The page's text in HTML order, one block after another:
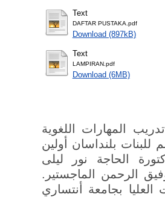
Text
DAFTAR PUSTAKA.pdf
Download (897kB)
Text
LAMPIRAN.pdf
Download (6MB)
ديه فجرينا.2021. " تدريب المهارات اللغوية
للبنات بلنداسان أولين
الحاجة نور ليلى
الرحمن الماجستير.
بجامعة أنتساري